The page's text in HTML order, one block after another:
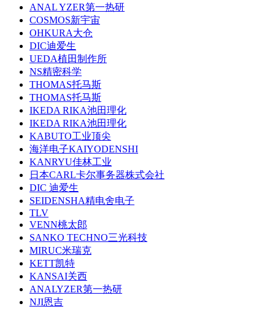
ANAL YZER第一热研
COSMOS新宇宙
OHKURA大仓
DIC迪爱生
UEDA植田制作所
NS精密科学
THOMAS托马斯
THOMAS托马斯
IKEDA RIKA池田理化
IKEDA RIKA池田理化
KABUTO工业顶尖
海洋电子KAIYODENSHI
KANRYU佳林工业
日本CARL卡尔事务器株式会社
DIC 迪爱生
SEIDENSHA精电舍电子
TLV
VENN桃太郎
SANKO TECHNO三光科技
MIRUC米瑞克
KETT凯特
KANSAI关西
ANALYZER第一热研
NJI恩吉